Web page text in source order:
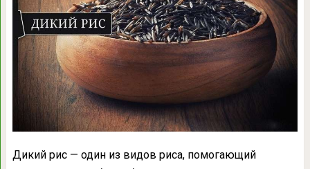
Дикий рис — один из видов риса, помогающий